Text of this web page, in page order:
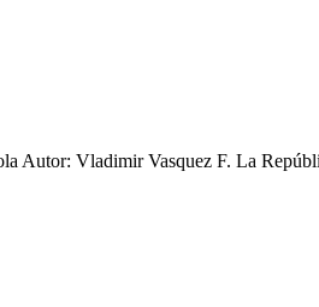
Autor: Vladimir Vasquez F. La